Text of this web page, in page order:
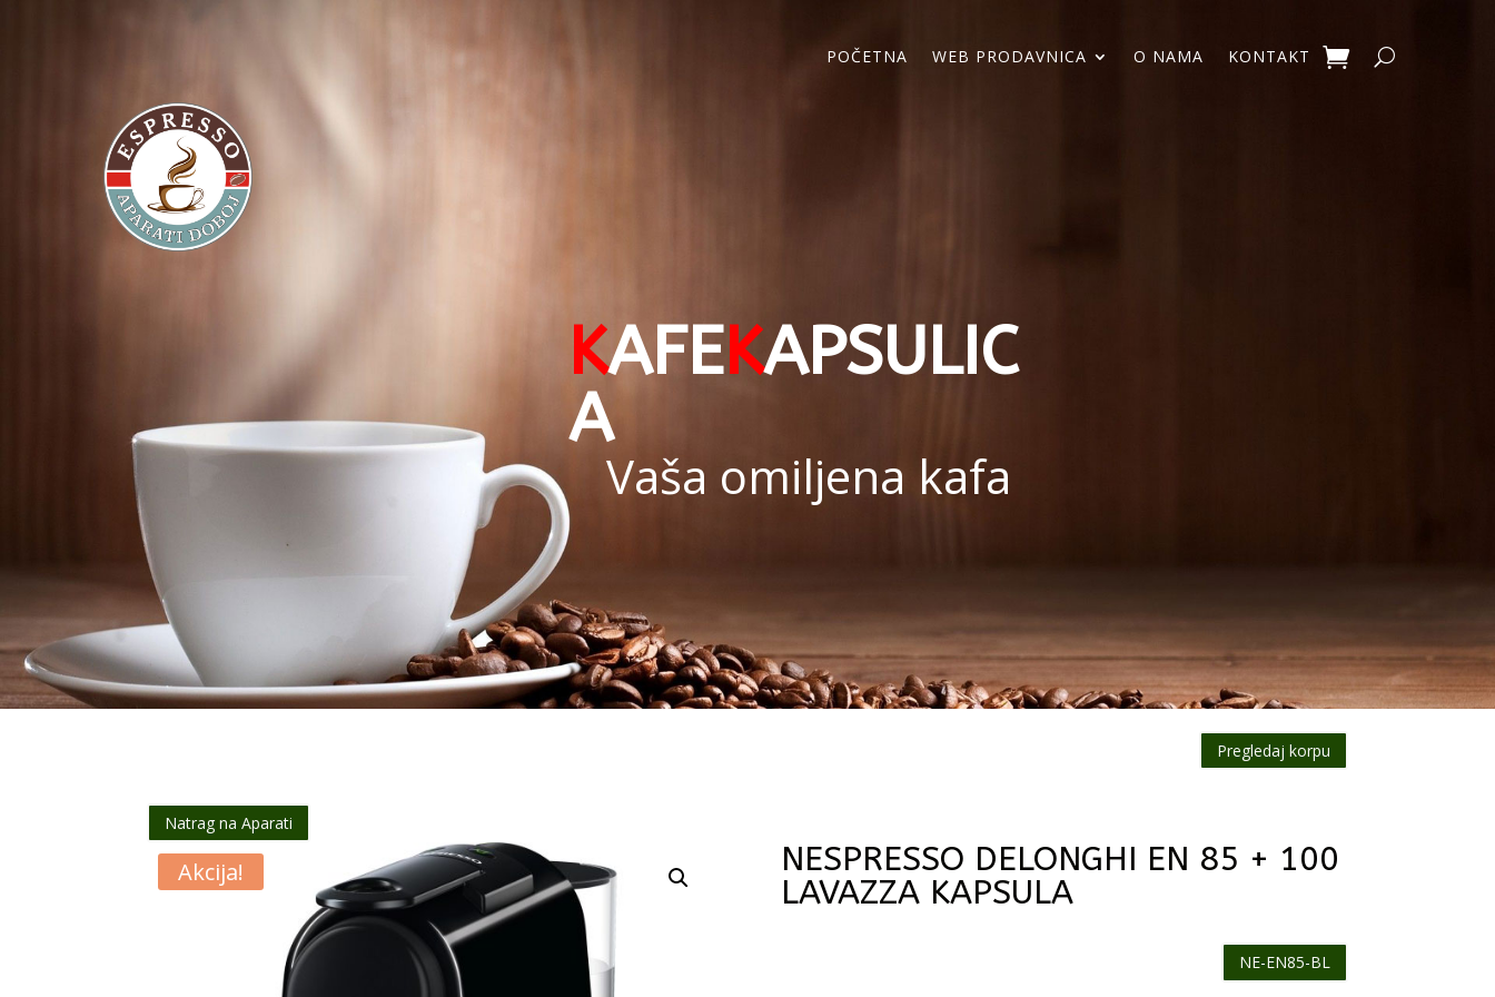
KAFEKAPSULIC
A
Vaša omiljena kafa
POČETNA WEB PRODAVNICA O NAMA KONTAKT
Pregledaj korpu
Natrag na Aparati
Akcija!
NESPRESSO DELONGHI EN 85 + 100
LAVAZZA KAPSULA
NE-EN85-BL